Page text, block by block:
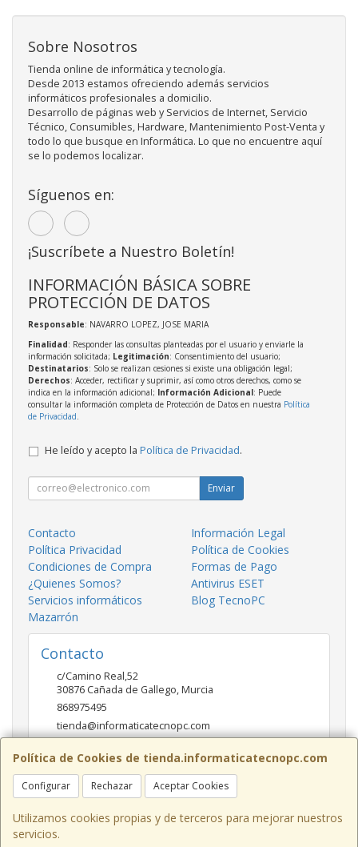
Política de Cookies de tienda.informaticatecnopc.com
Configurar Rechazar Aceptar Cookies
Utilizamos cookies propias y de terceros para mejorar nuestros
servicios.
Sobre Nosotros
Tienda online de informática y tecnología.
Desde 2013 estamos ofreciendo además servicios
informáticos profesionales a domicilio.
Desarrollo de páginas web y Servicios de Internet, Servicio
Técnico, Consumibles, Hardware, Mantenimiento Post-Venta y
todo lo que busque en Informática. Lo que no encuentre aquí
se lo podemos localizar.
Síguenos en:
¡Suscríbete a Nuestro Boletín!
INFORMACIÓN BÁSICA SOBRE
PROTECCIÓN DE DATOS
Responsable: NAVARRO LOPEZ, JOSE MARIA
Finalidad: Responder las consultas planteadas por el usuario y enviarle la
información solicitada; Legitimación: Consentimiento del usuario;
Destinatarios: Solo se realizan cesiones si existe una obligación legal;
Derechos: Acceder, rectificar y suprimir, así como otros derechos, como se
indica en la información adicional; Información Adicional: Puede
consultar la información completa de Protección de Datos en nuestra Política
de Privacidad
He leído y acepto la Política de Privacidad.
Enviar
Contacto
Información Legal
Política Privacidad
Política de Cookies
Condiciones de Compra
Formas de Pago
¿Quienes Somos?
Antivirus ESET
Servicios informáticos
Mazarrón
Blog TecnoPC
Contacto
c/Camino Real,52
30876 Cañada de Gallego,Murcia
868975495
tienda@informaticatecnopc.com
Horario
9:00-14:00 15:00-19:30